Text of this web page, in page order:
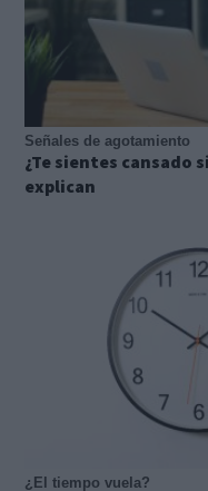
Señales de agotamiento
¿Te sientes cansado
explican
¿El tiempo vuela?